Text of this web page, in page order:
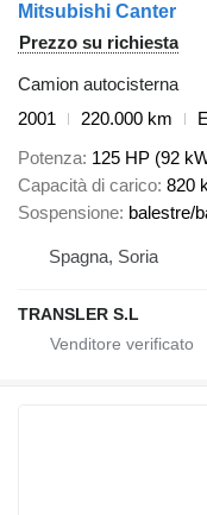
Mitsubishi Canter
Prezzo su richiesta
Camion autocisterna
2001
220.000 km
Potenza 125 HP (92
Capacità di carico 820
Sospensione balestre/
Spagna, Soria
TRANSLER S.L